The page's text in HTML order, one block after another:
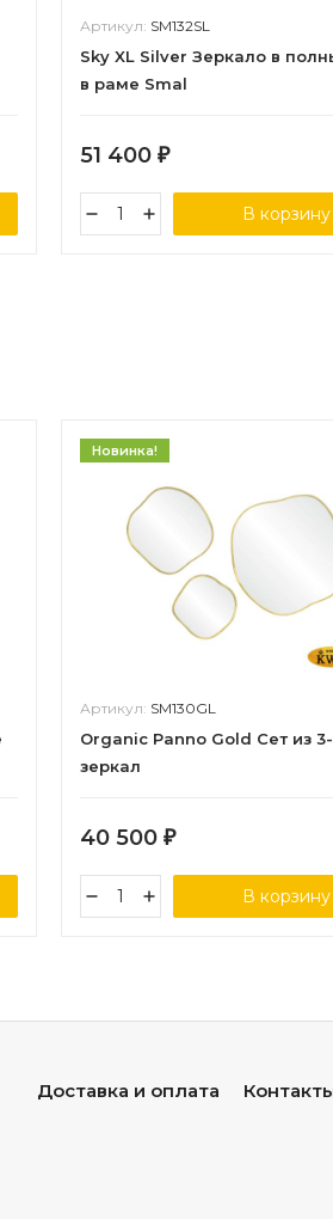
Артикул: SM132SL
Sky XL Silver Зеркало в
в раме Smal
51 400 ₽
В корзину
Новинка!
Артикул: SM130GL
Organic Panno Gold Сет из
зеркал
40 500 ₽
В корзину
Доставка и оплата